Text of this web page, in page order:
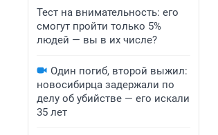
Тест на внимательность: его
смогут пройти только 5%
людей — вы в их числе?
Один погиб, второй выжил:
новосибирца задержали по
делу об убийстве — его искали
35 лет